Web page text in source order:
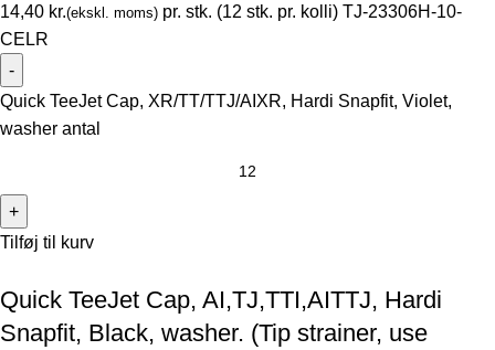
kr.
TJ-23306H-10-
CELR
Quick TeeJet Cap, XR/TT/TTJ/AIXR, Hardi Snapfit, Violet,
washer antal
Tilføj til kurv
Quick TeeJet Cap, AI,TJ,TTI,AITTJ, Hardi
Snapfit, Black, washer. (Tip strainer, use